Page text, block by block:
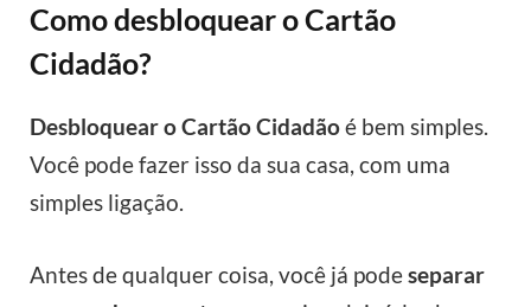
Como desbloquear o Cartão
Cidadão?
Desbloquear o Cartão Cidadãoé bem simples.
Você pode fazer isso da sua casa, com uma
simples ligação.
Antes de qualquer coisa, você já podeseparar